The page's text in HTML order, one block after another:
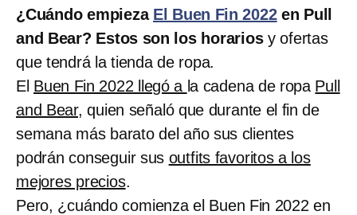
¿Cuándo empieza El Buen Fin 2022en Pull
and Bear? Estos son los horariosy ofertas
que tendrá la tienda de ropa.
El Buen Fin 2022 llegó a la cadena de ropa Pull
and Bear, quien señaló que durante el fin de
semana más barato del año sus clientes
podrán conseguir sus outfits favoritos a los
mejores precios.
Pero, ¿cuándo comienza el Buen Fin 2022 en